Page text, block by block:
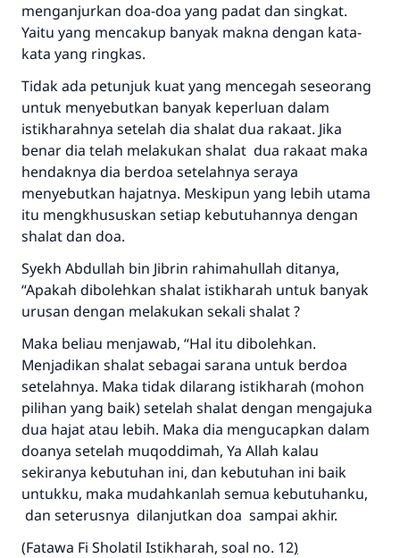
menganjurkan doa-doa yang padat dan singkat.
Yaitu yang mencakup banyak makna dengan kata-
kata yang ringkas.
Tidak ada petunjuk kuat yang mencegah seseorang
untuk menyebutkan banyak keperluan dalam
istikharahnya setelah dia shalat dua rakaat. Jika
benar dia telah melakukan shalat dua rakaat maka
hendaknya dia berdoa setelahnya seraya
menyebutkan hajatnya. Meskipun yang lebih utama
itu mengkhususkan setiap kebutuhannya dengan
shalat dan doa.
Syekh Abdullah bin Jibrin rahimahullah ditanya,
“Apakah dibolehkan shalat istikharah untuk banyak
urusan dengan melakukan sekali shalat ?
Maka beliau menjawab, “Hal itu dibolehkan.
Menjadikan shalat sebagai sarana untuk berdoa
setelahnya. Maka tidak dilarang istikharah (mohon
pilihan yang baik) setelah shalat dengan mengajuka
dua hajat atau lebih. Maka dia mengucapkan dalam
doanya setelah muqoddimah, Ya Allah kalau
sekiranya kebutuhan ini, dan kebutuhan ini baik
untukku, maka mudahkanlah semua kebutuhanku,
dan seterusnya dilanjutkan doa sampai akhir.
(Fatawa Fi Sholatil Istikharah, soal no. 12)
Jawaban no. 110845
menyelamatkan pernikahan.
Bantu kami dalam memberikan jawaban untuk umat
Rasulullah ﷺ bersabda
"Siapa yang menunjukkan suatu kebaikan,
meka dia akan mendapatkan pahala yang
sama dengan orang yang melakukannya"
MUSLIM, 1893
Saham